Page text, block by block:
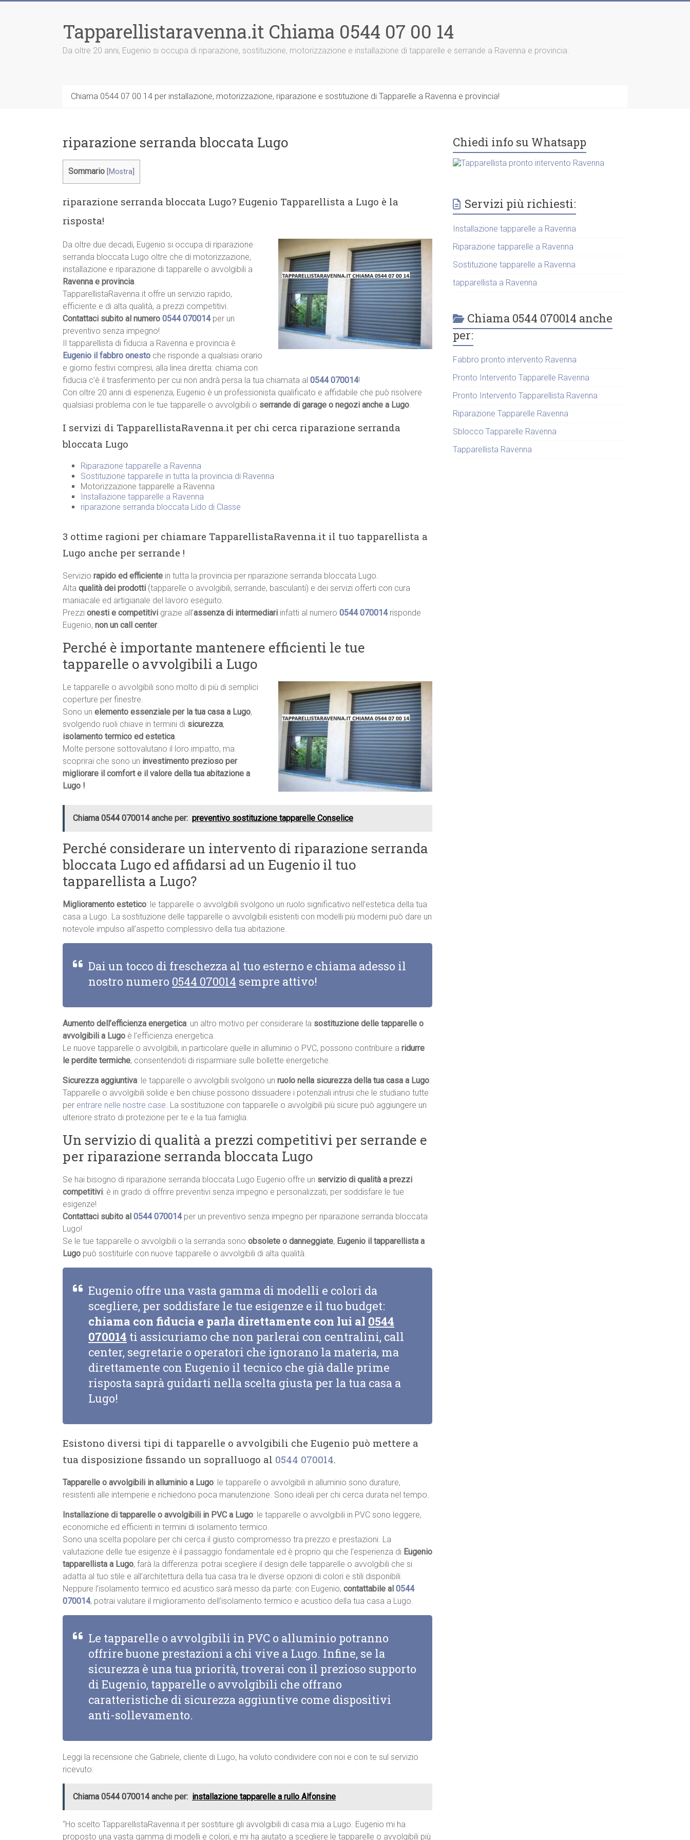
Tapparellistaravenna.it Chiama 0544 07 00 14
Da oltre 20 anni, Eugenio si occupa di riparazione, sostituzione, motorizzazione e installazione di tapparelle e serrande a Ravenna e provincia.
Chiama 0544 07 00 14 per installazione, motorizzazione, riparazione e sostituzione di Tapparelle a Ravenna e provincia!
riparazione serranda bloccata Lugo
Sommario Mostra
riparazione serranda bloccata Lugo? Eugenio Tapparellista a Lugo è la
risposta!
Da oltre due decadi, Eugenio si occupa di riparazione
serranda bloccata Lugo oltre che di motorizzazione,
installazione e riparazione di tapparelle o avvolgibili a
Ravenna e provincia.
TapparellistaRavenna.it offre un servizio rapido,
efficiente e di alta qualità, a prezzi competitivi.
Contattaci subito al numero 0544 070014per un
preventivo senza impegno!
Il tapparellista di fiducia a Ravenna e provincia è
Eugenio il fabbro onesto che risponde a qualsiasi orario
e giorno festivi compresi, alla linea diretta: chiama con
fiducia c’è il trasferimento per cui non andrà persa la tua chiamata al 0544 070014!
Con oltre 20 anni di esperienza, Eugenio è un professionista qualificato e affidabile che può risolvere
qualsiasi problema con le tue tapparelle o avvolgibili o serrande di garage o negozi anche a Lugo.
I servizi di TapparellistaRavenna.it per chi cerca riparazione serranda
bloccata Lugo
Riparazione tapparelle a Ravenna
Sostituzione tapparelle in tutta la provincia di Ravenna
Motorizzazione tapparelle a Ravenna
Installazione tapparelle a Ravenna
riparazione serranda bloccata Lido di Classe
3 ottime ragioni per chiamare TapparellistaRavenna.it il tuo tapparellista a
Lugo anche per serrande !
Servizio rapido ed efficiente in tutta la provincia per riparazione serranda bloccata Lugo.
Alta qualità dei prodotti (tapparelle o avvolgibili, serrande, basculanti) e dei servizi offerti con cura
maniacale ed artigianale del lavoro eseguito.
Prezzi onesti e competitivi grazie all’assenza di intermediari infatti al numero 0544 070014 risponde
Eugenio, non un call center.
Perché è importante mantenere efficienti le tue
tapparelle o avvolgibili a Lugo
Le tapparelle o avvolgibili sono molto di più di semplici
coperture per finestre.
Sono un elemento essenziale per la tua casa a Lugo,
svolgendo ruoli chiave in termini di sicurezza,
isolamento termico ed estetica.
Molte persone sottovalutano il loro impatto, ma
scoprirai che sono un investimento prezioso per
migliorare il comfort e il valore della tua abitazione a
Lugo !
Chiama 0544 070014 anche per: preventivo sostituzione tapparelle Conselice
Perché considerare un intervento di riparazione serranda
bloccata Lugo ed affidarsi ad un Eugenio il tuo
tapparellista a Lugo?
Miglioramento estetico: le tapparelle o avvolgibili svolgono un ruolo significativo nell’estetica della tua
casa a Lugo. La sostituzione delle tapparelle o avvolgibili esistenti con modelli più moderni può dare un
notevole impulso all’aspetto complessivo della tua abitazione.
Dai un tocco di freschezza al tuo esterno e chiama adesso il
nostro numero 0544 070014 sempre attivo!
Aumento dell’efficienza energetica: un altro motivo per considerare la sostituzione delle tapparelle o
avvolgibili a Lugo è l’efficienza energetica.
Le nuove tapparelle o avvolgibili, in particolare quelle in alluminio o PVC, possono contribuire a ridurre
le perdite termiche, consentendoti di risparmiare sulle bollette energetiche.
Sicurezza aggiuntiva: le tapparelle o avvolgibili svolgono un ruolo nella sicurezza della tua casa a Lugo.
Tapparelle o avvolgibili solide e ben chiuse possono dissuadere i potenziali intrusi che le studiano tutte
per entrare nelle nostre case. La sostituzione con tapparelle o avvolgibili più sicure può aggiungere un
ulteriore strato di protezione per te e la tua famiglia.
Un servizio di qualità a prezzi competitivi per serrande e
per riparazione serranda bloccata Lugo
Se hai bisogno di riparazione serranda bloccata Lugo Eugenio offre un servizio di qualità a prezzi
competitivi: è in grado di offrire preventivi senza impegno e personalizzati, per soddisfare le tue
esigenze!
Contattaci subito al 0544 070014 per un preventivo senza impegno per riparazione serranda bloccata
Lugo!
Se le tue tapparelle o avvolgibili o la serranda sono obsolete o danneggiate, Eugenio il tapparellista a
Lugo può sostituirle con nuove tapparelle o avvolgibili di alta qualità.
Eugenio offre una vasta gamma di modelli e colori da
scegliere, per soddisfare le tue esigenze e il tuo budget:
chiama con fiducia e parla direttamente con lui al 0544
070014 ti assicuriamo che non parlerai con centralini, call
center, segretarie o operatori che ignorano la materia, ma
direttamente con Eugenio il tecnico che già dalle prime
risposta saprà guidarti nella scelta giusta per la tua casa a
Lugo!
Esistono diversi tipi di tapparelle o avvolgibili che Eugenio può mettere a
tua disposizione fissando un sopralluogo al 0544 070014.
Tapparelle o avvolgibili in alluminio a Lugo: le tapparelle o avvolgibili in alluminio sono durature,
resistenti alle intemperie e richiedono poca manutenzione. Sono ideali per chi cerca durata nel tempo.
Installazione di tapparelle o avvolgibili in PVC a Lugo: le tapparelle o avvolgibili in PVC sono leggere,
economiche ed efficienti in termini di isolamento termico.
Sono una scelta popolare per chi cerca il giusto compromesso tra prezzo e prestazioni. La
valutazione delle tue esigenze è il passaggio fondamentale ed è proprio qui che l’esperienza di Eugenio
tapparellista a Lugo, farà la differenza: potrai scegliere il design delle tapparelle o avvolgibili che si
adatta al tuo stile e all’architettura della tua casa tra le diverse opzioni di colori e stili disponibili.
Neppure l’isolamento termico ed acustico sarà messo da parte: con Eugenio, contattabile al 0544
070014, potrai valutare il miglioramento dell’isolamento termico e acustico della tua casa a Lugo.
Le tapparelle o avvolgibili in PVC o alluminio potranno
offrire buone prestazioni a chi vive a Lugo. Infine, se la
sicurezza è una tua priorità, troverai con il prezioso supporto
di Eugenio, tapparelle o avvolgibili che offrano
caratteristiche di sicurezza aggiuntive come dispositivi
anti-sollevamento.
Leggi la recensione che Gabriele, cliente di Lugo, ha voluto condividere con noi e con te sul servizio
ricevuto:
Chiama 0544 070014 anche per: installazione tapparelle a rullo Alfonsine
“Ho scelto TapparellistaRavenna.it per sostituire gli avvolgibili di casa mia a Lugo. Eugenio mi ha
proposto una vasta gamma di modelli e colori, e mi ha aiutato a scegliere le tapparelle o avvolgibili più
Chiedi info su Whatsapp
Servizi più richiesti:
Installazione tapparelle a Ravenna
Riparazione tapparelle a Ravenna
Sostituzione tapparelle a Ravenna
tapparellista a Ravenna
Chiama 0544 070014 anche
per:
Fabbro pronto intervento Ravenna
Pronto Intervento Tapparelle Ravenna
Pronto Intervento Tapparellista Ravenna
Riparazione Tapparelle Ravenna
Sblocco Tapparelle Ravenna
Tapparellista Ravenna